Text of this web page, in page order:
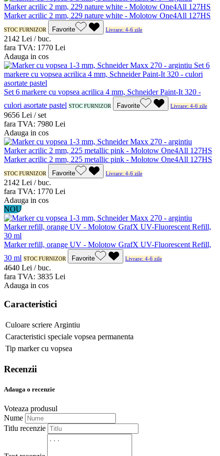
Marker acrilic 2 mm, 229 nature white - Molotow One4All 127HS
STOC FURNIZOR Favorite Livrare: 4-6 zile
2142 Lei / buc.
fara TVA: 1770 Lei
Adauga in cos
Set 6 markere cu vopsea acrilica 4 mm, Schneider Paint-It 320 -
culori asortate pastel STOC FURNIZOR Favorite Livrare: 4-6 zile
9656 Lei / set
fara TVA: 7980 Lei
Adauga in cos
Marker acrilic 2 mm, 225 metallic pink - Molotow One4All 127HS
STOC FURNIZOR Favorite Livrare: 4-6 zile
2142 Lei / buc.
fara TVA: 1770 Lei
Adauga in cos
NOU
Marker refill, orange UV - Molotow GrafX UV-Fluorescent Refill,
30 ml STOC FURNIZOR Favorite Livrare: 4-6 zile
4640 Lei / buc.
fara TVA: 3835 Lei
Adauga in cos
Caracteristici
Culoare scriere Argintiu
Caracteristici speciale vopsea permanenta
Tip marker cu vopsea
Recenzii
Adauga o recenzie
Voteaza produsul
Nume
Titlu recenzie